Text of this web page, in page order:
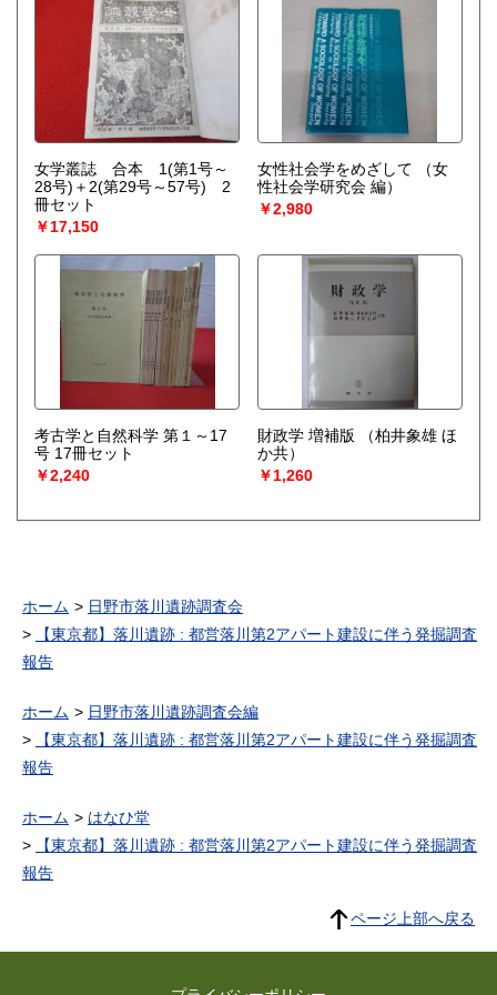
女学叢誌 合本 1(第1号～
28号)＋2(第29号～57号) 2
冊セット
￥17,150
女性社会学をめざして
（女
性社会学研究会 編）
￥2,980
考古学と自然科学 第１～17
号 17冊セット
￥2,240
財政学 増補版
（柏井象雄 ほ
か共）
￥1,260
ホーム
日野市落川遺跡調査会
【東京都】落川遺跡 : 都営落川第2アパート建設に伴う発掘調査
報告
ホーム
日野市落川遺跡調査会編
【東京都】落川遺跡 : 都営落川第2アパート建設に伴う発掘調査
報告
ホーム
はなひ堂
【東京都】落川遺跡 : 都営落川第2アパート建設に伴う発掘調査
報告
ページ上部へ戻る